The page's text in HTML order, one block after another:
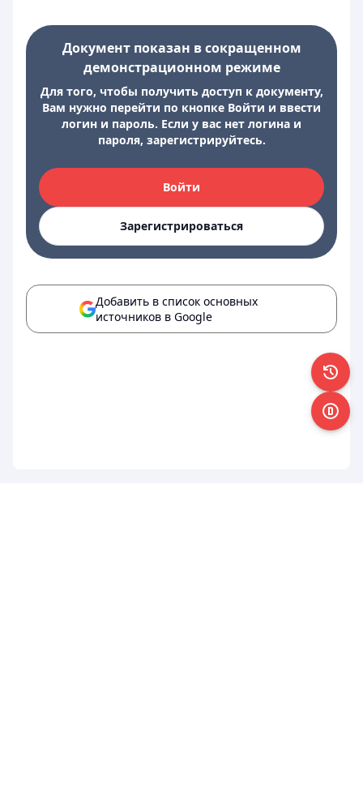
Документ показан в сокращенном
демонстрационном режиме
Для того, чтобы получить доступ к документу,
Вам нужно перейти по кнопке Войти и ввести
логин и пароль. Если у вас нет логина и
пароля, зарегистрируйтесь.
Войти
Зарегистрироваться
Добавить в список основных
источников в Google